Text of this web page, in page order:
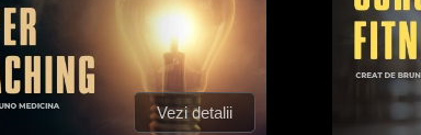
Vezi detalii